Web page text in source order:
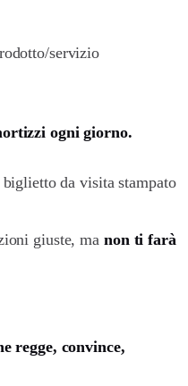
servizio
ogni giorno.
da visita stampato
giuste, ma non ti farà
regge, convince,